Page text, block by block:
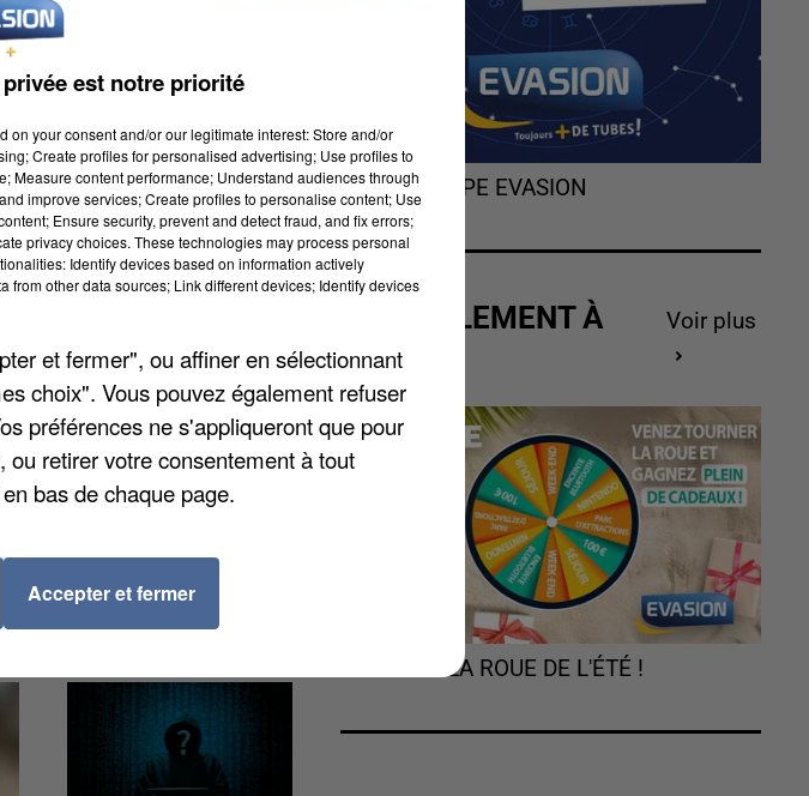
la commune de Cagny.
qu'il tentait de stopper.
rien pu faire pour
L'HOROSCOPE EVASION
ACTUELLEMENT À
GAGNER
Voir plus
TOURNEZ LA ROUE DE L'ÉTÉ !
est notre priorité
on your consent and/or our legitimate interest: Store and/or
Create profiles for personalised advertising; Use profiles to
Measure content performance; Understand audiences through
improve services; Create profiles to personalise content; Use
Ensure security, prevent and detect fraud, and fix errors;
privacy choices. These technologies may process personal
Identify devices based on information actively
other data sources; Link different devices; Identify devices
et fermer", ou affiner en sélectionnant
choix". Vous pouvez également refuser
préférences ne s'appliqueront que pour
retirer votre consentement à tout
bas de chaque page.
Accepter et fermer